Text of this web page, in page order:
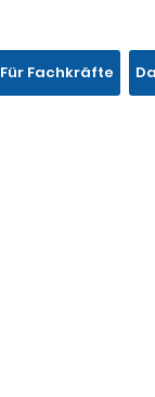
Für Fachkräfte